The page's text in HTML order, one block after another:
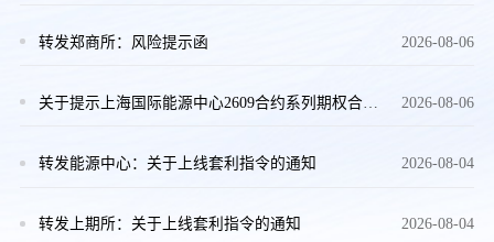
2026-08-06
转发郑商所：风险提示函
2026-08-06
关于提示上海国际能源中心2609合约系列期权合约到期日相关事宜的通知
2026-08-04
转发能源中心：关于上线套利指令的通知
2026-08-04
转发上期所：关于上线套利指令的通知